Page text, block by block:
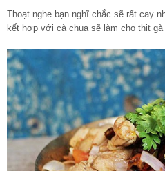
Thoạt nghe bạn nghĩ chắc sẽ rất cay
kết hợp với cà chua sẽ làm cho thịt